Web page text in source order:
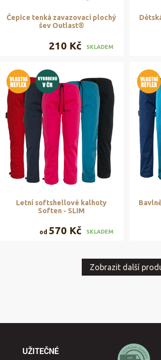
Čepice tenká zavazovací plochý
šev Outlast®
210 Kč SKLADEM
Letní softshellové kalhoty
Soften - SLIM
od 570 Kč SKLADEM
Zobrazit další
UŽITEČNÉ